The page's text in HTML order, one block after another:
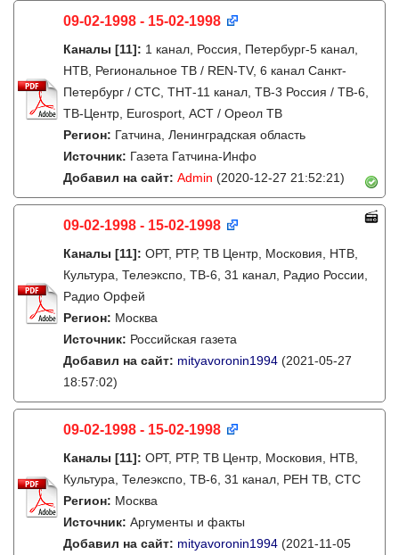
09-02-1998 - 15-02-1998
Каналы [11]: 1 канал, Россия, Петербург-5 канал,
НТВ, Региональное ТВ / REN-TV, 6 канал Санкт-
Петербург / СТС, ТНТ-11 канал, ТВ-3 Россия / ТВ-6,
ТВ-Центр, Eurosport, АСТ / Ореол ТВ
Регион: Гатчина, Ленинградская область
Источник: Газета Гатчина-Инфо
Добавил на сайт: Admin (2020-12-27 21:52:21)
09-02-1998 - 15-02-1998
Каналы [11]: ОРТ, РТР, ТВ Центр, Московия, НТВ,
Культура, Телеэкспо, ТВ-6, 31 канал, Радио России,
Радио Орфей
Регион: Москва
Источник: Российская газета
Добавил на сайт: mityavoronin1994 (2021-05-27
18:57:02)
09-02-1998 - 15-02-1998
Каналы [11]: ОРТ, РТР, ТВ Центр, Московия, НТВ,
Культура, Телеэкспо, ТВ-6, 31 канал, РЕН ТВ, СТС
Регион: Москва
Источник: Аргументы и факты
Добавил на сайт: mityavoronin1994 (2021-11-05